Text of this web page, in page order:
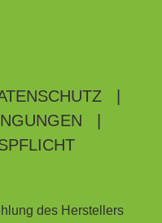
des Herstellers